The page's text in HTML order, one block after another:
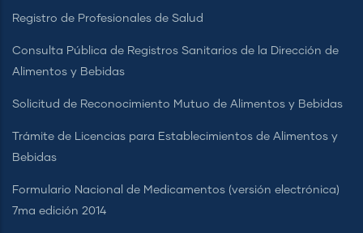
Registro de Profesionales de Salud
Consulta Pública de Registros Sanitarios de la Dirección de
Alimentos y Bebidas
Solicitud de Reconocimiento Mutuo de Alimentos y Bebidas
Trámite de Licencias para Establecimientos de Alimentos y
Bebidas
Formulario Nacional de Medicamentos (versión electrónica)
7ma edición 2014